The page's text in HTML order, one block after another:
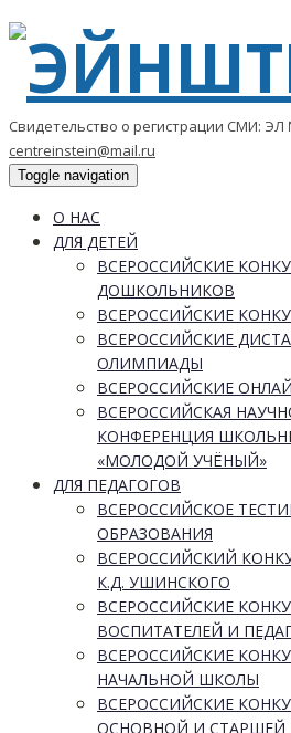
Свидетельство о регистрации СМИ: ЭЛ
centreinstein@mail.ru
Toggle navigation
О НАС
ДЛЯ ДЕТЕЙ
ВСЕРОССИЙСКИЕ
ДОШКОЛЬНИКОВ
ВСЕРОССИЙСКИЕ
ВСЕРОССИЙСКИЕ
ОЛИМПИАДЫ
ВСЕРОССИЙСКИЕ
ВСЕРОССИЙСКАЯ
КОНФЕРЕНЦИЯ
«МОЛОДОЙ УЧЁНЫЙ»
ДЛЯ ПЕДАГОГОВ
ВСЕРОССИЙСКОЕ
ОБРАЗОВАНИЯ
ВСЕРОССИЙСКИЙ
К.Д. УШИНСКОГО
ВСЕРОССИЙСКИЕ
ВОСПИТАТЕЛЕЙ И
ВСЕРОССИЙСКИЕ
НАЧАЛЬНОЙ ШКОЛЫ
ВСЕРОССИЙСКИЕ
ОСНОВНОЙ И